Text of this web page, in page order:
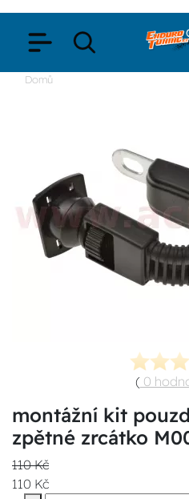
Domů
( 0
montážní kit
zpětné zrcátko
110 Kč
110 Kč